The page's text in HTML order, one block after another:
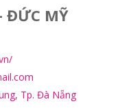
ĐỨC MỸ
Tp. Đà Nẵng